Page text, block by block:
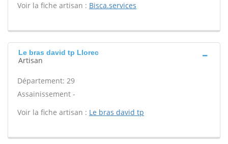
Voir la fiche artisan : Bisca.services
Le bras david tp Llorec
Artisan
Département: 29
Assainissement -
Voir la fiche artisan : Le bras david tp